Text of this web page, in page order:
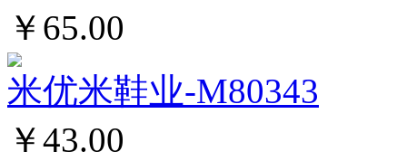
￥65.00
米优米鞋业-M80343
￥43.00